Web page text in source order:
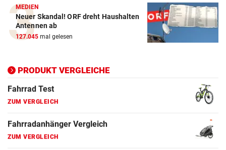
MEDIEN
Neuer Skandal! ORF dreht Haushalten
Antennen ab
127.045 mal gelesen
PRODUKT VERGLEICHE
Elektro-Scooter Vergleich
ZUM VERGLEICH
ZUM VERGLEICH
Fahrrad Test
ZUM VERGLEICH
Fahrradanhänger Vergleich
ZUM VERGLEICH